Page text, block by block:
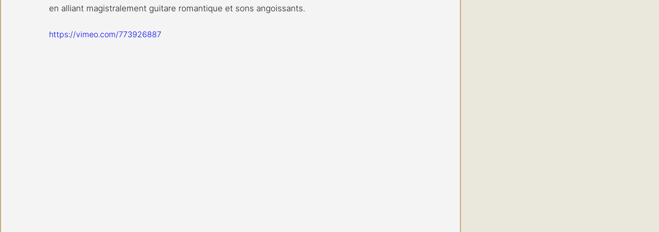
en alliant magistralement guitare romantique et sons angoissants.
https://vimeo.com/773926887